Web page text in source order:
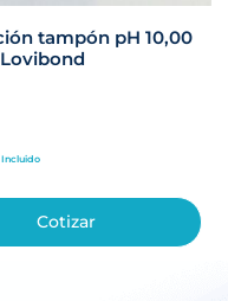
tampón pH 10,00
Lovibond
Incluido
Cotizar